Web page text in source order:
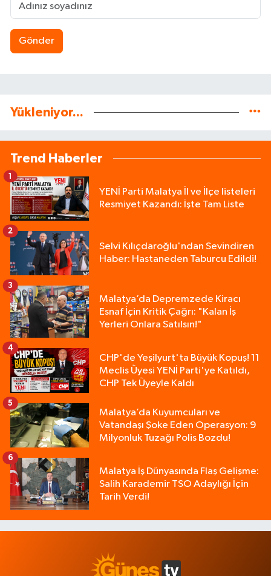
Gönder
Yükleniyor...
Trend Haberler
YENİ Parti Malatya İl ve İlçe listeleri
Resmiyet Kazandı: İşte Tam Liste
1
Selvi Kılıçdaroğlu'ndan Sevindiren
Haber: Hastaneden Taburcu Edildi!
2
Malatya’da Depremzede Kiracı
Esnaf İçin Kritik Çağrı: "Kalan İş
Yerleri Onlara Satılsın!"
3
CHP'de Yeşilyurt'ta Büyük Kopuş! 11
Meclis Üyesi YENİ Parti'ye Katıldı,
CHP Tek Üyeyle Kaldı
4
Malatya’da Kuyumcuları ve
Vatandaşı Şoke Eden Operasyon: 9
Milyonluk Tuzağı Polis Bozdu!
5
Malatya İş Dünyasında Flaş Gelişme:
Salih Karademir TSO Adaylığı İçin
Tarih Verdi!
6